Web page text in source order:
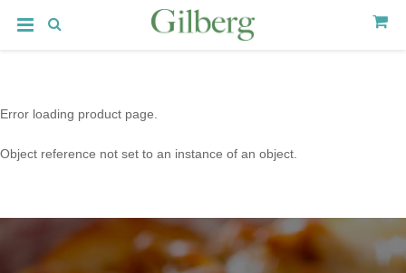
Error loading product page.
Object reference not set to an instance of an object.